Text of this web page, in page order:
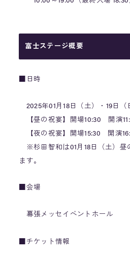
富士ステージ概要
■日時
2025年01月18日（土）・19日（
【昼の祝宴】開場10:30 開演
【夜の祝宴】開場15:30 開演
※杉田智和は01月18日（土）昼
ます。
■会場
幕張メッセイベントホール
■チケット情報